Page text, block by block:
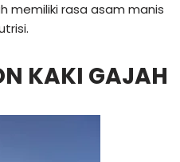
memiliki rasa asam manis
KAKI GAJAH